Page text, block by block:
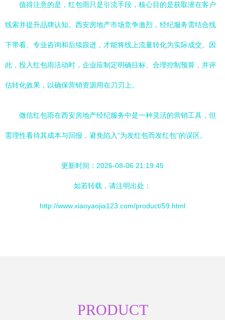
值得注意的是，红包雨只是引流手段，核心目的是获取潜在客户
线索并提升品牌认知。西安房地产市场竞争激烈，经纪服务需结合线
下带看、专业咨询和后续跟进，才能将线上流量转化为实际成交。因
此，投入红包雨活动时，企业应制定明确目标、合理控制预算，并评
估转化效果，以确保营销资源用在刀刃上。
微信红包雨在西安房地产经纪服务中是一种灵活的营销工具，但
需理性看待其成本与回报，避免陷入“为发红包而发红包”的误区。
更新时间：2026-08-06 21:19:45
如若转载，请注明出处：
http://www.xiaoyaojia123.com/product/59.html
PRODUCT